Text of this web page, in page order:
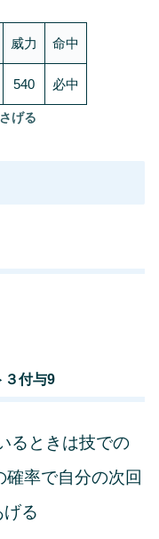
威力 命中
540 必中
げる
３付与9
るときは技での
率で自分の次回
る